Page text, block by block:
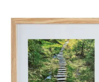
HJEM
INTERIØR